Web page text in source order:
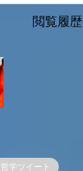
閲覧履歴
哲学ツイート